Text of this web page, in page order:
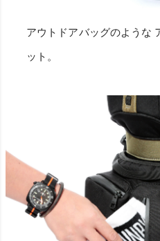
アウトドアバッグのような
ット。